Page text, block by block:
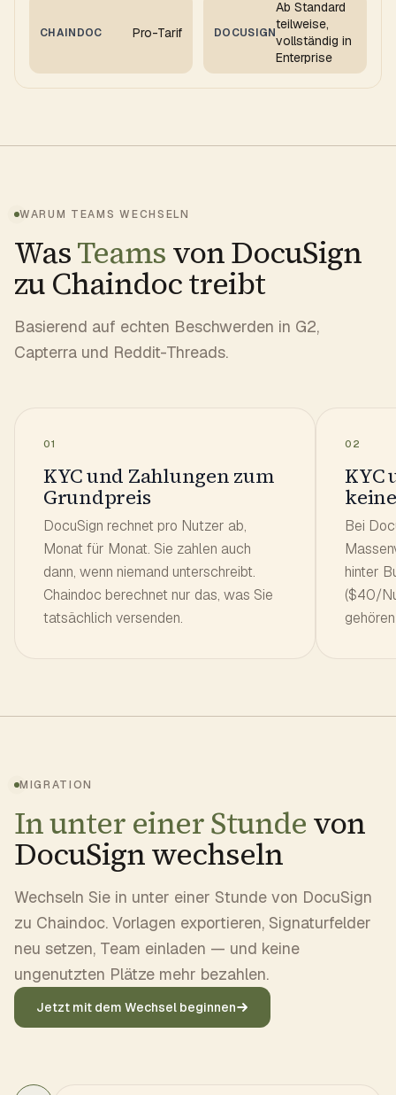
CHAINDOC Pro-Tarif DOCUSIGN
Ab Standard
teilweise,
vollständig in
Enterprise
WARUM TEAMS WECHSELN
WasTeamsvon DocuSign
zu Chaindoc treibt
Basierend auf echten Beschwerden in G2,
Capterra und Reddit-Threads.
01
KYC und Zahlungen zum
Grundpreis
DocuSign rechnet pro Nutzer ab,
Monat für Monat. Sie zahlen auch
dann, wenn niemand unterschreibt.
Chaindoc berechnet nur das, was Sie
tatsächlich versenden.
02
KYC
Bei
hinter
($40/
MIGRATION
In unter einer Stundevon
DocuSign wechseln
Wechseln Sie in unter einer Stunde von DocuSign
zu Chaindoc. Vorlagen exportieren, Signaturfelder
neu setzen, Team einladen — und keine
ungenutzten Plätze mehr bezahlen.
Jetzt mit dem Wechsel beginnen